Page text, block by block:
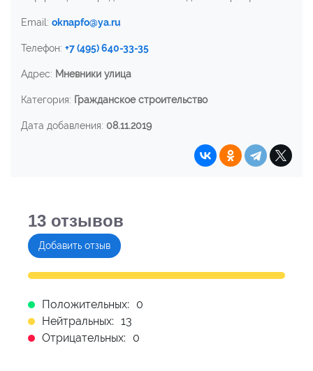
Email: oknapfo@ya.ru
Телефон: +7 (495) 640-33-35
Адрес: Мневники улица
Категория: Гражданское строительство
Дата добавления: 08.11.2019
13 отзывов
Добавить отзыв
Положительных:
0
Нейтральных: 13
Отрицательных:
0